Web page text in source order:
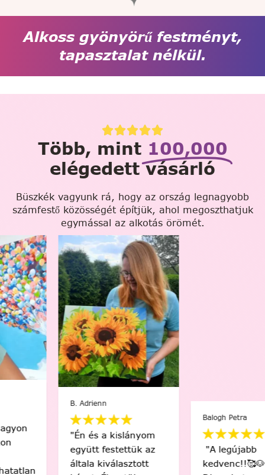
Alkoss gyönyörű festményt,
tapasztalat nélkül.
Több, mint 100,000
elégedett vásárló
Büszkék vagyunk rá, hogy az ország legnagyobb
számfestő közösségét építjük, ahol megoszthatjuk
egymással az alkotás örömét.
"Én és a kislányom
együtt festettük az
általa kiválasztott
"A legújabb
kedvenc!!🥰🐶❤️